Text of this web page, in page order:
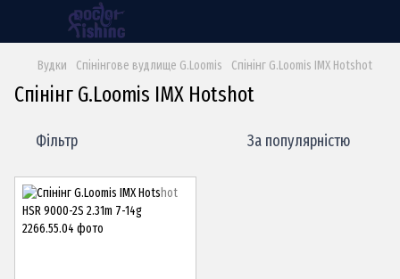
Вудки Спінінгове вудлище G.Loomis Спінінг G.Loomis IMX Hotshot
Спінінг G.Loomis IMX Hotshot
Фільтр За популярністю